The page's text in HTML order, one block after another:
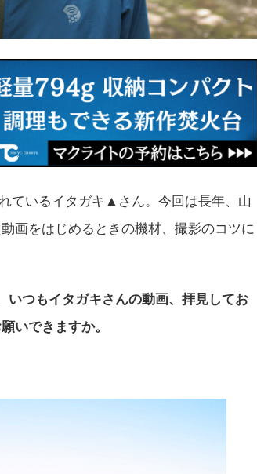
ているイタガキ▲さん。今回は長年、山
画をはじめるときの機材、撮影のコツに
つもイタガキさんの動画、拝見してお
いできますか。